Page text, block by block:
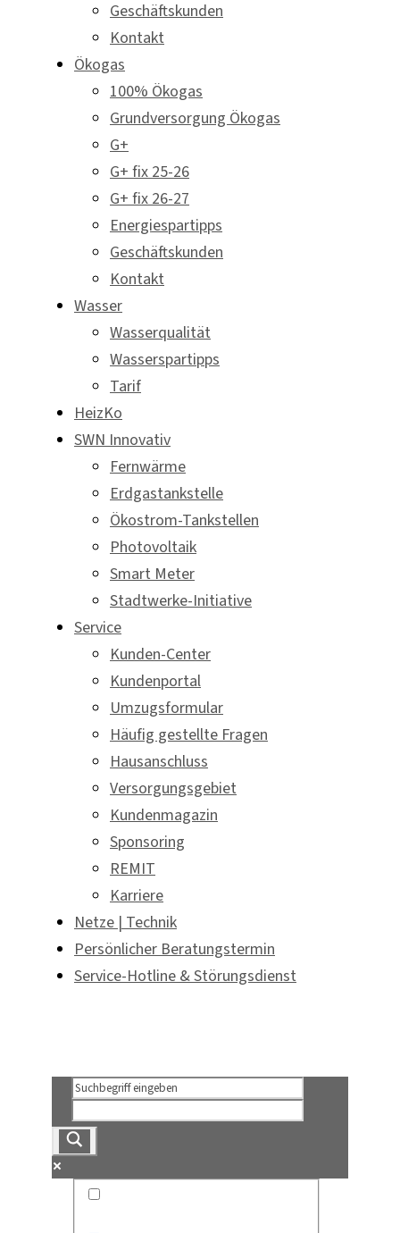
Geschäftskunden
Kontakt
Ökogas
100% Ökogas
Grundversorgung Ökogas
G+
G+ fix 25-26
G+ fix 26-27
Energiespartipps
Geschäftskunden
Kontakt
Wasser
Wasserqualität
Wasserspartipps
Tarif
HeizKo
SWN Innovativ
Fernwärme
Erdgastankstelle
Ökostrom-Tankstellen
Photovoltaik
Smart Meter
Stadtwerke-Initiative
Service
Kunden-Center
Kundenportal
Umzugsformular
Häufig gestellte Fragen
Hausanschluss
Versorgungsgebiet
Kundenmagazin
Sponsoring
REMIT
Karriere
Netze | Technik
Persönlicher Beratungstermin
Service-Hotline & Störungsdienst